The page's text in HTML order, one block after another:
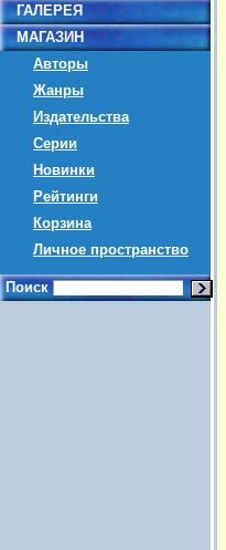
ГАЛЕРЕЯ
МАГАЗИН
Авторы
Жанры
Издательства
Серии
Новинки
Рейтинги
Корзина
Личное пространство
Поиск